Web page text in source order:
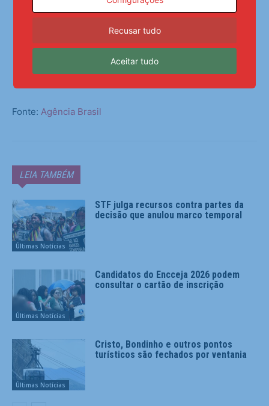
DEFENDER A EDUCAÇÃO, A CIÊNCIA E A
TECNOLOGIA. VIVA A EDUCAÇÃO!” DISSE
CAMILO SANTANA.
Fonte: Agência Brasil
LEIA TAMBÉM
Últimas Notícias
STF julga recursos contra partes da
decisão que anulou marco temporal
Últimas Notícias
Candidatos do Encceja 2026 podem
consultar o cartão de inscrição
Últimas Notícias
Cristo, Bondinho e outros pontos
turísticos são fechados por ventania
Recusar tudo
Aceitar tudo